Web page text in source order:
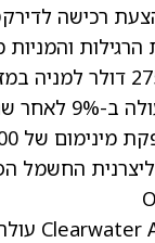
רכישה
) עולה ב-
Clearwater